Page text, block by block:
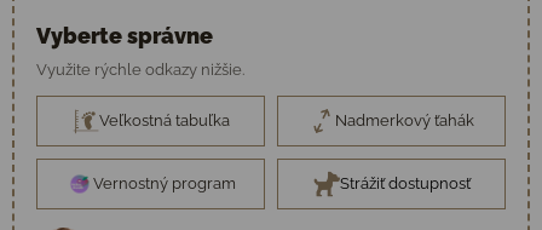
Vyberte správne
Využite rýchle odkazy nižšie.
Veľkostná tabuľka Nadmerkový ťahák
Vernostný program Strážiť dostupnosť